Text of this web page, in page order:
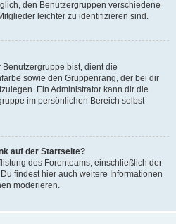
den Benutzergruppen verschiedene
leichter zu identifizieren sind.
bist, dient die
sowie den Gruppenrang, der bei dir
Ein Administrator kann dir die
im persönlichen Bereich selbst
auf der Startseite?
des Forenteams, einschließlich der
findest hier auch weitere Informationen
moderieren.